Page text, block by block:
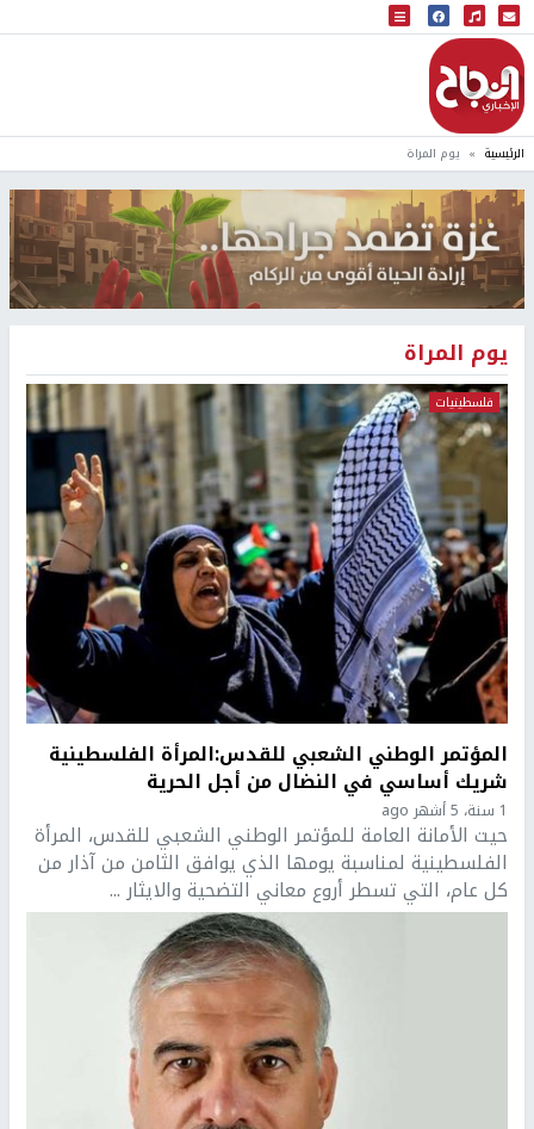
البث المباشر
إذاعة النجاح
الرئيسية يوم المراة
يوم المراة
فلسطينيات
المؤتمر الوطني الشعبي للقدس:المرأة الفلسطينية
شريك أساسي في النضال من أجل الحرية
1 سنة، 5 أشهر ago
حيت الأمانة العامة للمؤتمر الوطني الشعبي للقدس، المرأة
الفلسطينية لمناسبة يومها الذي يوافق الثامن من آذار من
كل عام، التي تسطر أروع معاني التضحية والايثار ...